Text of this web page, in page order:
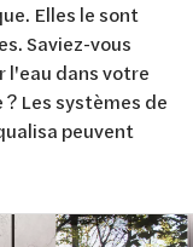
Elles le sont
Saviez-vous
l'eau dans votre
Les systèmes de
peuvent